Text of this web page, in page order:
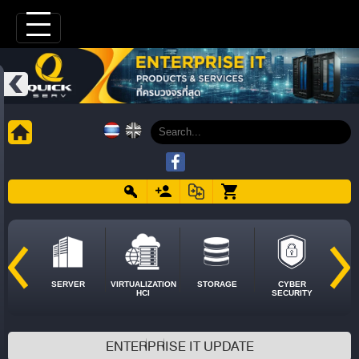
SERVER
VIRTUALIZATION
HCI
STORAGE
CYBER
SECURITY
ENTERPRISE IT UPDATE